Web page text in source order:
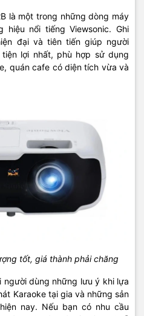
là một trong những dòng máy
hiệu nổi tiếng Viewsonic. Ghi
đại và tiên tiến giúp người
lợi nhất, phù hợp sử dụng
quán cafe có diện tích vừa và
tốt, giá thành phải chăng
người dùng những lưu ý khi lựa
Karaoke tại gia và những sản
nay. Nếu bạn có nhu cầu